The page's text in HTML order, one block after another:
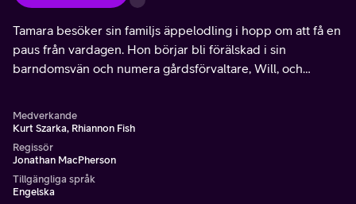
Tamara besöker sin familjs äppelodling i hopp om att få en
paus från vardagen. Hon börjar bli förälskad i sin
barndomsvän och numera gårdsförvaltare, Will, och
Medverkande
Kurt Szarka, Rhiannon Fish
Regissör
Jonathan MacPherson
Tillgängliga språk
Engelska